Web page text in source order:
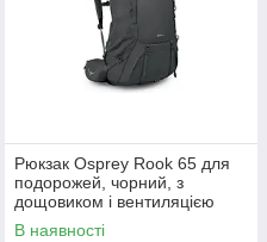
Рюкзак Osprey Rook 65 для
подорожей, чорний, з
дощовиком і вентиляцією
спини.
В наявності